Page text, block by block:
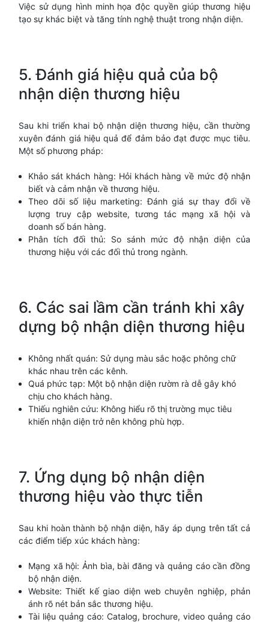
Việc sử dụng hình minh họa độc quyền giúp thương hiệu
tạo sự khác biệt và tăng tính nghệ thuật trong nhận diện.
5. Đánh giá hiệu quả của bộ
nhận diện thương hiệu
Sau khi triển khai bộ nhận diện thương hiệu, cần thường
xuyên đánh giá hiệu quả để đảm bảo đạt được mục tiêu.
Một số phương pháp:
Khảo sát khách hàng: Hỏi khách hàng về mức độ nhận
biết và cảm nhận về thương hiệu.
Theo dõi số liệu marketing: Đánh giá sự thay đổi về
lượng truy cập website, tương tác mạng xã hội và
doanh số bán hàng.
Phân tích đối thủ: So sánh mức độ nhận diện của
thương hiệu với các đối thủ trong ngành.
6. Các sai lầm cần tránh khi xây
dựng bộ nhận diện thương hiệu
Không nhất quán: Sử dụng màu sắc hoặc phông chữ
khác nhau trên các kênh.
Quá phức tạp: Một bộ nhận diện rườm rà dễ gây khó
chịu cho khách hàng.
Thiếu nghiên cứu: Không hiểu rõ thị trường mục tiêu
khiến nhận diện trở nên không phù hợp.
7. Ứng dụng bộ nhận diện
thương hiệu vào thực tiễn
Sau khi hoàn thành bộ nhận diện, hãy áp dụng trên tất cả
các điểm tiếp xúc khách hàng:
Mạng xã hội: Ảnh bìa, bài đăng và quảng cáo cần đồng
bộ nhận diện.
Website: Thiết kế giao diện web chuyên nghiệp, phản
ánh rõ nét bản sắc thương hiệu.
Tài liệu quảng cáo: Catalog, brochure, video quảng cáo